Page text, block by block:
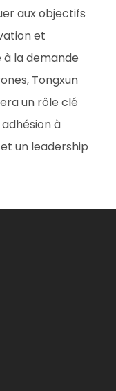
aux objectifs
et
à la demande
Tongxun
un rôle clé
à
un leadership